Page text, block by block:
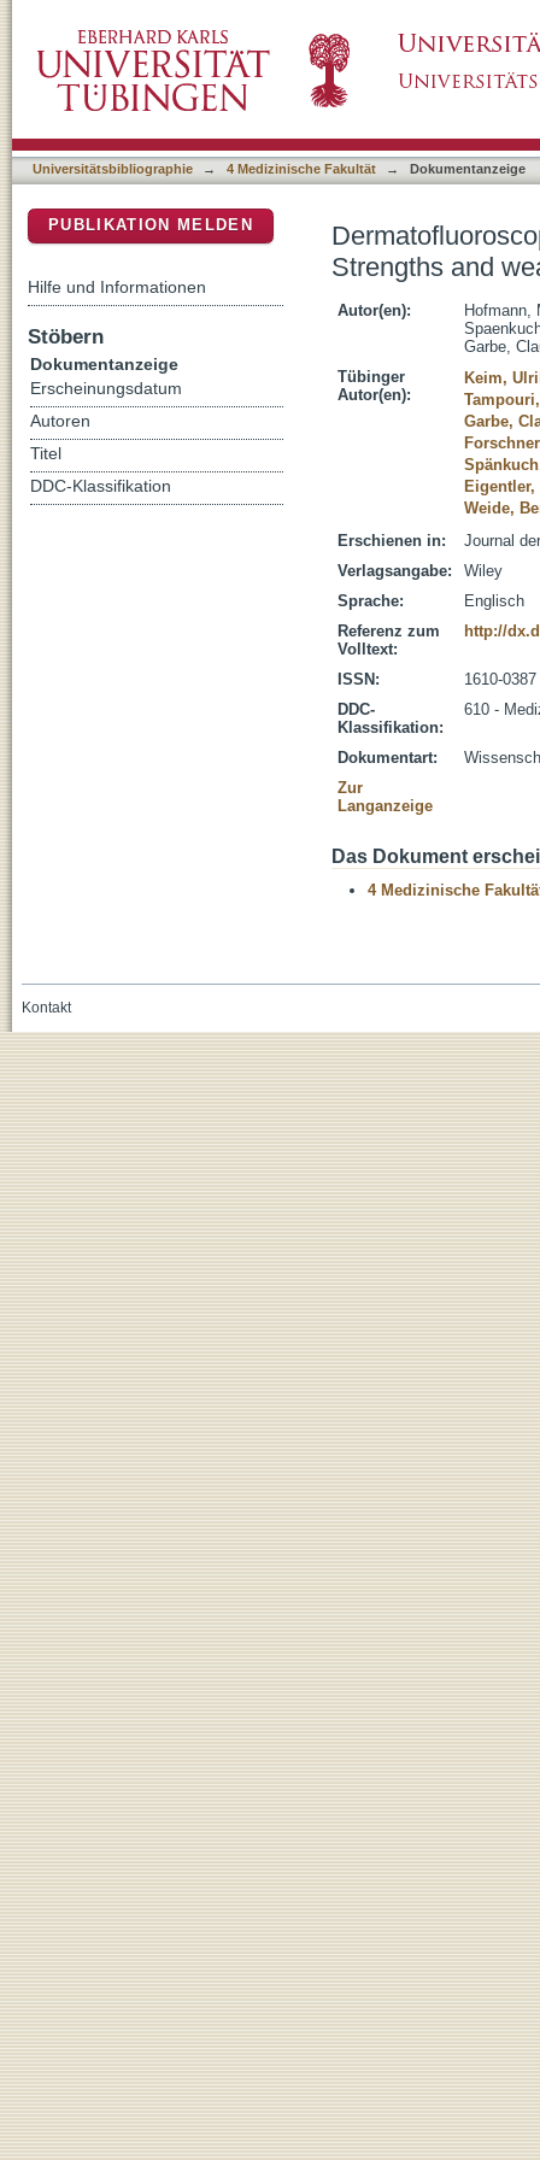
Universitätsbibliographie → 4 Medizinische Fakultät → Dokumentanzeige
Strengths and
Autor(en):
Hofmann,
Garbe,
Tübinger
Autor(en):
Keim,
Garbe,
Weide,
Erschienen in:
Journal
Verlagsangabe:
Wiley
Sprache:
Englisch
Referenz zum
Volltext:
http://
ISSN:
1610-0387
DDC-
Klassifikation:
610 -
Dokumentart:
Zur
Langanzeige
Das Dokument
4 Medizinische
PUBLIKATION MELDEN
Hilfe und Informationen
Stöbern
Dokumentanzeige
Erscheinungsdatum
Autoren
Titel
DDC-Klassifikation
Kontakt